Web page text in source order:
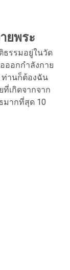
ยพระ
รรมอยู่ในวัด
ออกกำลังกาย
ท่านก็ต้องฉัน
ที่เกิดจากจาก
มากที่สุด 10